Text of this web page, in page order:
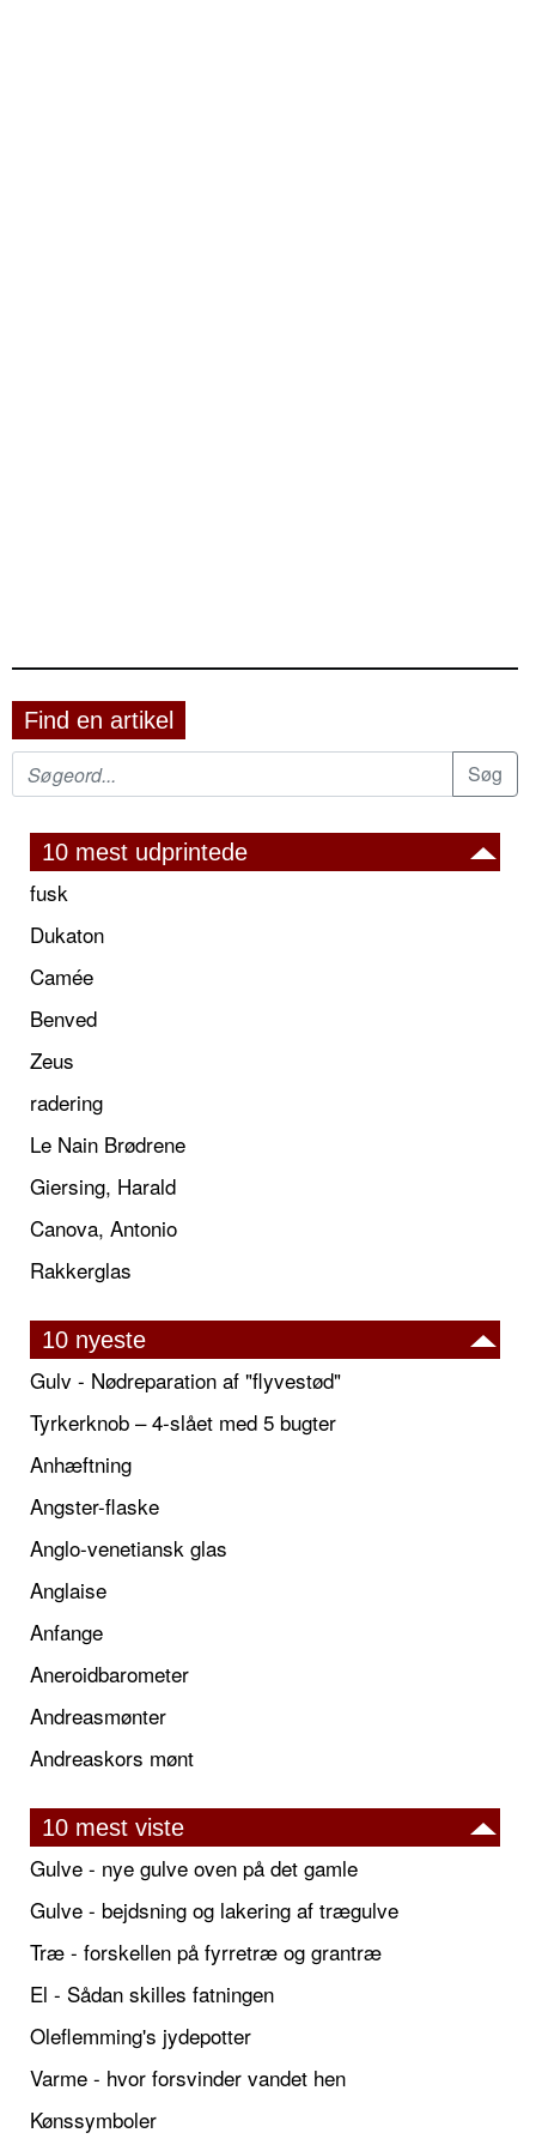
Find en artikel
10 mest udprintede
fusk
Dukaton
Camée
Benved
Zeus
radering
Le Nain Brødrene
Giersing, Harald
Canova, Antonio
Rakkerglas
10 nyeste
Gulv - Nødreparation af "flyvestød"
Tyrkerknob – 4-slået med 5 bugter
Anhæftning
Angster-flaske
Anglo-venetiansk glas
Anglaise
Anfange
Aneroidbarometer
Andreasmønter
Andreaskors mønt
10 mest viste
Gulve - nye gulve oven på det gamle
Gulve - bejdsning og lakering af trægulve
Træ - forskellen på fyrretræ og grantræ
El - Sådan skilles fatningen
Oleflemming's jydepotter
Varme - hvor forsvinder vandet hen
Kønssymboler